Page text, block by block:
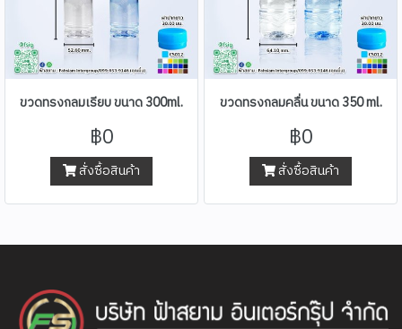
ขวดทรงกลมเรียบ ขนาด 300ml.
฿0
สั่งซื้อสินค้า
ขวดทรงกลมคลื่น ขนาด 350 ml.
฿0
สั่งซื้อสินค้า